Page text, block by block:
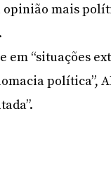
mais
em “situações
política”,